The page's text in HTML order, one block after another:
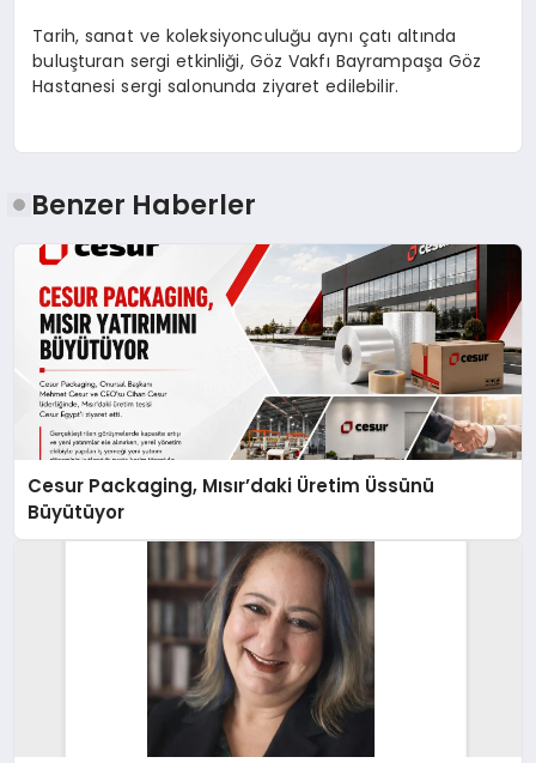
Tarih, sanat ve koleksiyonculuğu aynı çatı altında
buluşturan sergi etkinliği, Göz Vakfı Bayrampaşa Göz
Hastanesi sergi salonunda ziyaret edilebilir.
Benzer Haberler
Cesur Packaging, Mısır’daki Üretim Üssünü
Büyütüyor